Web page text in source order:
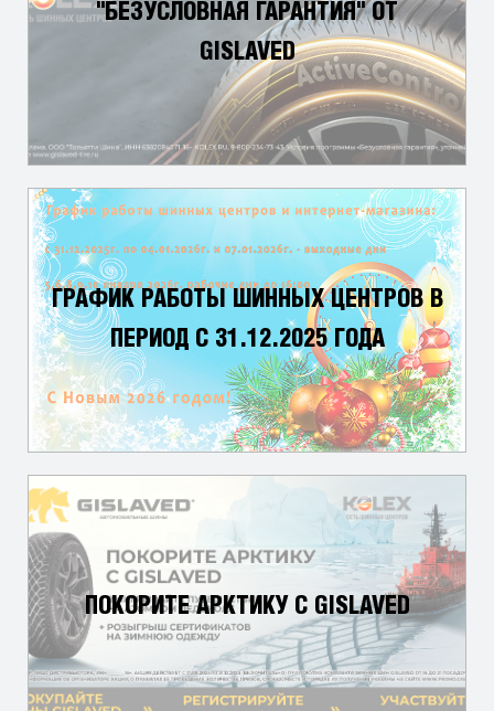
"БЕЗУСЛОВНАЯ ГАРАНТИЯ" ОТ
GISLAVED
ГРАФИК РАБОТЫ ШИННЫХ ЦЕНТРОВ В
ПЕРИОД С 31.12.2025 ГОДА
ПОКОРИТЕ АРКТИКУ С GISLAVED